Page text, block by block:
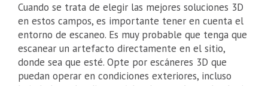
Cuando se trata de elegir las mejores soluciones 3D
en estos campos, es importante tener en cuenta el
entorno de escaneo. Es muy probable que tenga que
escanear un artefacto directamente en el sitio,
donde sea que esté. Opte por escáneres 3D que
puedan operar en condiciones exteriores, incluso